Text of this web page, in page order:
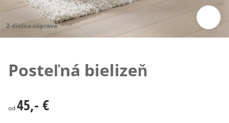
2-dielna súprava
Posteľná bielizeň
45,- €
od45,- €